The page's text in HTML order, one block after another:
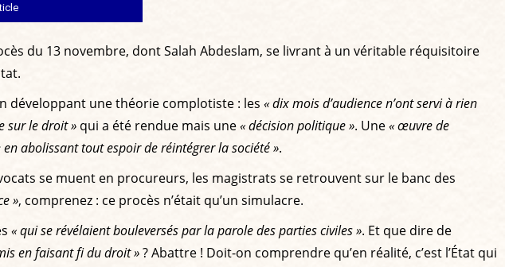
du 13 novembre, dont Salah Abdeslam, se livrant à un véritable réquisitoire
développant une théorie complotiste : les « dix mois d’audience n’ont servi à rien
sur le droit » qui a été rendue mais une« décision politique ». Une« œuvre de
abolissant tout espoir de réintégrer la société ».
se muent en procureurs, les magistrats se retrouvent sur le banc des
», comprenez : ce procès n’était qu’un simulacre.
« qui se révélaient bouleversés par la parole des parties civiles ». Et que dire de
en faisant fi du droit »? Abattre ! Doit-on comprendre qu’en réalité, c’est l’État qui